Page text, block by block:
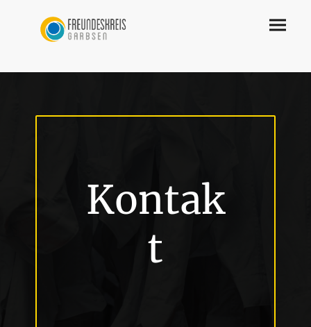
Kontak
t